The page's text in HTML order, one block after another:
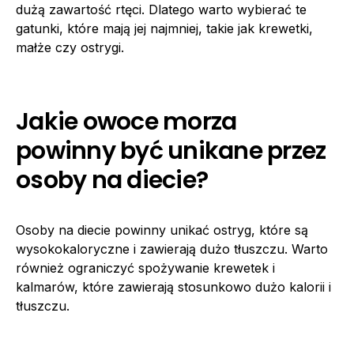
dużą zawartość rtęci. Dlatego warto wybierać te
gatunki, które mają jej najmniej, takie jak krewetki,
małże czy ostrygi.
Jakie owoce morza
powinny być unikane przez
osoby na diecie?
Osoby na diecie powinny unikać ostryg, które są
wysokokaloryczne i zawierają dużo tłuszczu. Warto
również ograniczyć spożywanie krewetek i
kalmarów, które zawierają stosunkowo dużo kalorii i
tłuszczu.